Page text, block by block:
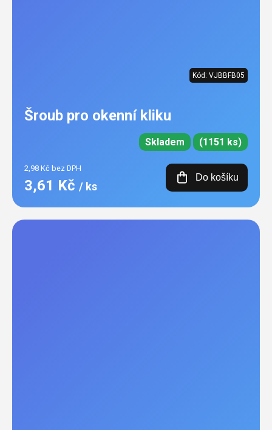
Kód: VJBBFB05
Šroub pro okenní kliku
Skladem (1151 ks)
2,98 Kč bez DPH
3,61 Kč / ks
Do košíku